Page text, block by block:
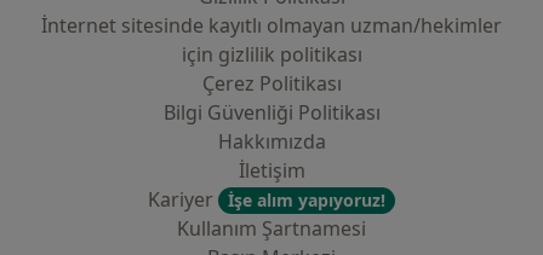
İnternet sitesinde kayıtlı olmayan uzman/hekimler
i̇çin gizlilik politikası
Çerez Politikası
Bilgi Güvenliği Politikası
Hakkımızda
İletişim
Kariyer
İşe alım yapıyoruz!
Kullanım Şartnamesi